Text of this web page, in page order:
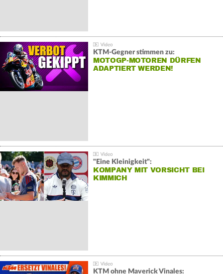
KTM-Gegner stimmen zu:
MOTOGP-MOTOREN DÜRFEN
ADAPTIERT WERDEN!
"Eine Kleinigkeit":
KOMPANY MIT VORSICHT BEI
KIMMICH
KTM ohne Maverick Vinales: